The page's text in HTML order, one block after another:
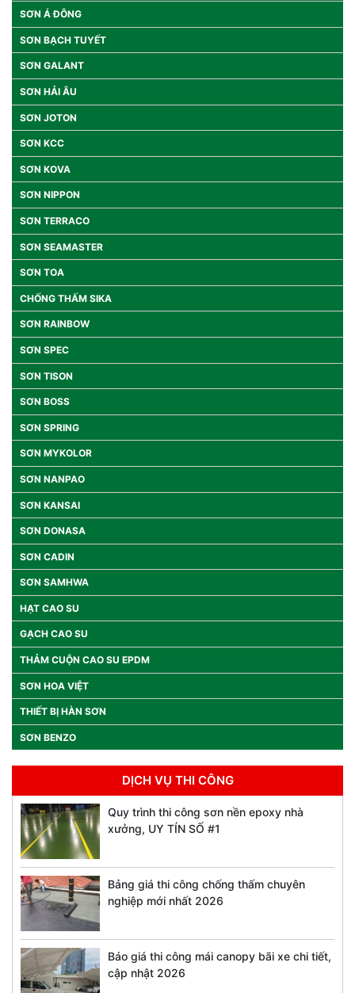
SƠN Á ĐÔNG
SƠN BẠCH TUYẾT
SƠN GALANT
SƠN HẢI ÂU
SƠN JOTON
SƠN KCC
SƠN KOVA
SƠN NIPPON
SƠN TERRACO
SƠN SEAMASTER
SƠN TOA
CHỐNG THẤM SIKA
SƠN RAINBOW
SƠN SPEC
SƠN TISON
SƠN BOSS
SƠN SPRING
SƠN MYKOLOR
SƠN NANPAO
SƠN KANSAI
SƠN DONASA
SƠN CADIN
SƠN SAMHWA
HẠT CAO SU
GẠCH CAO SU
THẢM CUỘN CAO SU EPDM
SƠN HOA VIỆT
THIẾT BỊ HÀN SƠN
SƠN BENZO
DỊCH VỤ THI CÔNG
Quy trình thi công sơn nền epoxy nhà
xưởng, UY TÍN SỐ #1
Bảng giá thi công chống thấm chuyên
nghiệp mới nhất 2026
Báo giá thi công mái canopy bãi xe chi tiết,
cập nhật 2026